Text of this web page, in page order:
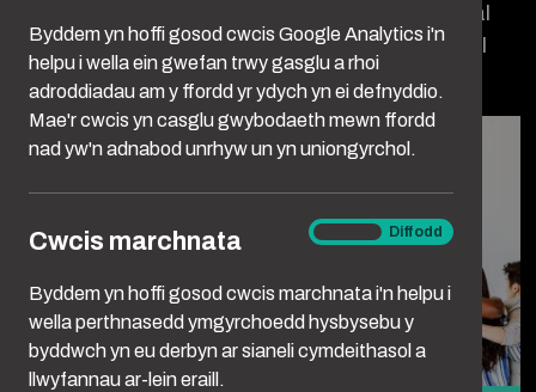
If you would like to co-create campaign material
with the Enough Team, contact us via the email
address below:
Group of people with linked arms, backs to camera.
Byddem yn hoffi gosod cwcis Google Analytics i'n
helpu i wella ein gwefan trwy gasglu a rhoi
adroddiadau am y ffordd yr ydych yn ei defnyddio.
Mae'r cwcis yn casglu gwybodaeth mewn ffordd
nad yw'n adnabod unrhyw un yn uniongyrchol.
Cwcis marchnata
Byddem yn hoffi gosod cwcis marchnata i'n helpu i
wella perthnasedd ymgyrchoedd hysbysebu y
byddwch yn eu derbyn ar sianeli cymdeithasol a
llwyfannau ar-lein eraill.
Cwcis
Diffodd